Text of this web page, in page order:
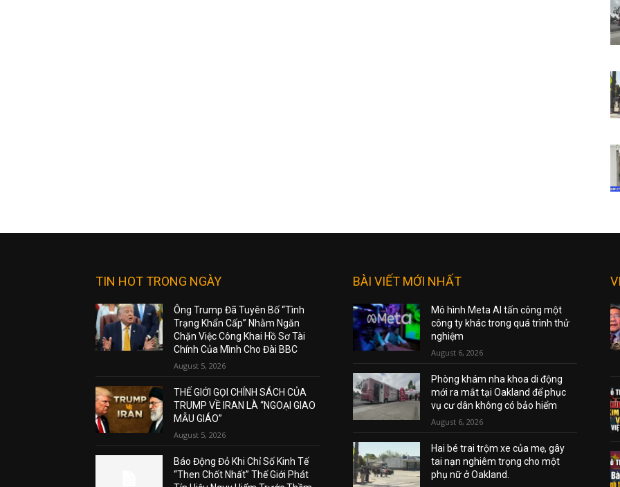
TIN HOT TRONG NGÀY
Ông Trump Đã Tuyên Bố “Tình
Trạng Khẩn Cấp” Nhằm Ngăn
Chặn Việc Công Khai Hồ Sơ Tài
Chính Của Mình Cho Đài BBC
August 5, 2026
THẾ GIỚI GỌI CHÍNH SÁCH CỦA
TRUMP VỀ IRAN LÀ “NGOẠI GIAO
MẪU GIÁO”
August 5, 2026
Báo Động Đỏ Khi Chỉ Số Kinh Tế
“Then Chốt Nhất” Thế Giới Phát
BÀI VIẾT MỚI NHẤT
Mô hình Meta AI tấn công một
công ty khác trong quá trình thử
nghiệm
August 6, 2026
Phòng khám nha khoa di động
mới ra mắt tại Oakland để phục
vụ cư dân không có bảo hiểm
August 6, 2026
Hai bé trai trộm xe của mẹ, gây
tai nạn nghiêm trọng cho một
phụ nữ ở Oakland.